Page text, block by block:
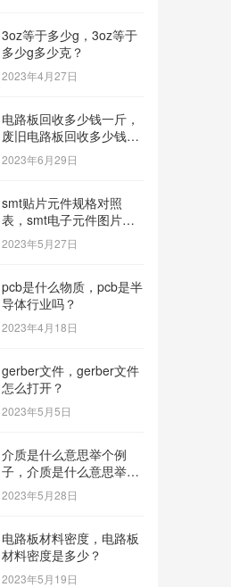
3oz等于多少g，3oz等于
多少g多少克？
2023年4月27日
电路板回收多少钱一斤，
废旧电路板回收多少钱一
斤？
2023年6月29日
smt贴片元件规格对照
表，smt电子元件图片及
名称？
2023年5月27日
pcb是什么物质，pcb是半
导体行业吗？
2023年4月18日
gerber文件，gerber文件
怎么打开？
2023年5月5日
介质是什么意思举个例
子，介质是什么意思举个
例子造句？
2023年5月28日
电路板材料密度，电路板
材料密度是多少？
2023年5月19日